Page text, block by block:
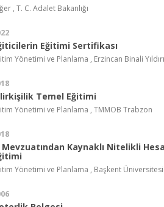
, T. C. Adalet Bakanlığı
Eğitimi Sertifikası
Yönetimi ve Planlama , Erzincan Binali
Temel Eğitimi
Yönetimi ve Planlama , TMMOB Trabzon
Mevzuatından Kaynaklı Nitelikli
Yönetimi ve Planlama , Başkent Üniversitesi